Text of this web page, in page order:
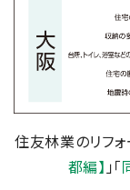
住友林業のリフォ
都編】」「